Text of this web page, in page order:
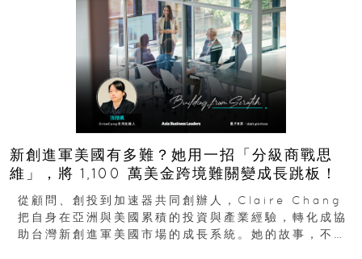
新創進軍美國有多難？她用一招「分級商戰思
維」，將 1,100 萬美金跨境難關變成長跳板！
從顧問、創投到加速器共同創辦人，Claire Chang
把自身在亞洲與美國累積的投資與產業經驗，轉化成協
助台灣新創進軍美國市場的成長系統。她的故事，不只